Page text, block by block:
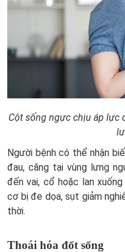
Cột sống ngực chịu áp lực
Người bệnh có thể nhận
đau, căng tại vùng lưng
đến vai, cổ hoặc lan
cơ bị đe dọa, sụt giảm
thời.
Thoái hóa đốt sống